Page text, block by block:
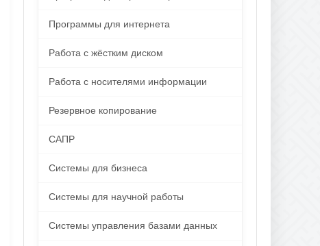
Программы для интернета
Работа с жёстким диском
Работа с носителями информации
Резервное копирование
САПР
Системы для бизнеса
Системы для научной работы
Системы управления базами данных